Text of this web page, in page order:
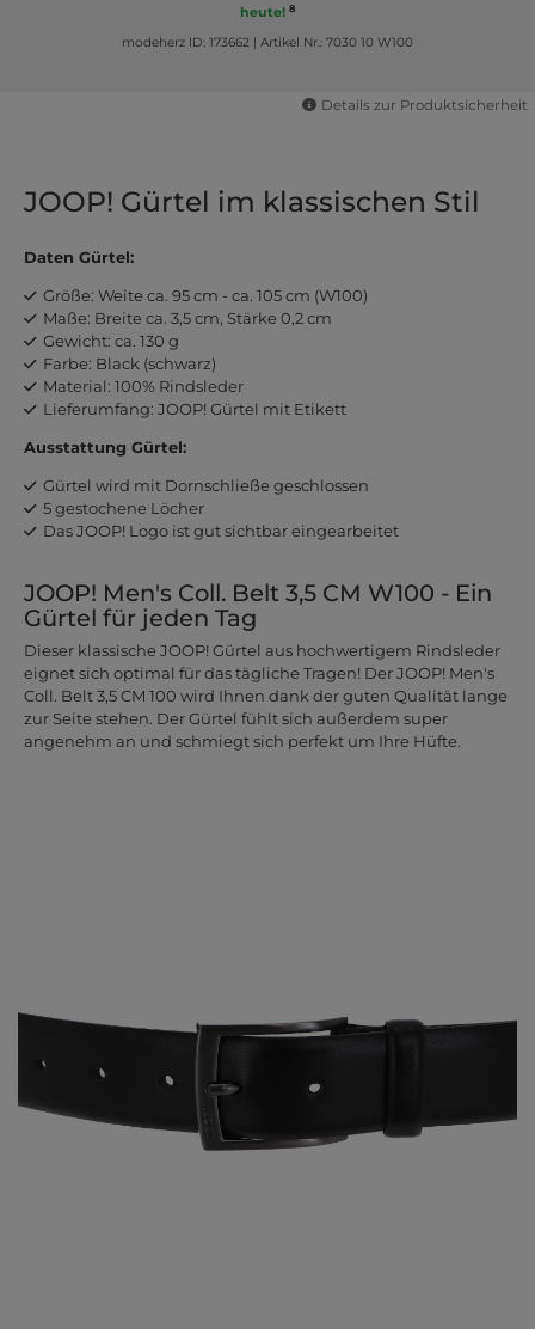
heute! 8
modeherz ID: 173662 Artikel Nr.: 7030 10 W100
Details zur Produktsicherheit
JOOP! Gürtel im klassischen Stil
Daten Gürtel:
Größe: Weite ca. 95 cm - ca. 105 cm (W100)
Maße: Breite ca. 3,5 cm, Stärke 0,2 cm
Gewicht: ca. 130 g
Farbe: Black (schwarz)
Material: 100% Rindsleder
Lieferumfang: JOOP! Gürtel mit Etikett
Ausstattung Gürtel:
Gürtel wird mit Dornschließe geschlossen
5 gestochene Löcher
Das JOOP! Logo ist gut sichtbar eingearbeitet
JOOP! Men's Coll. Belt 3,5 CM W100 - Ein
Gürtel für jeden Tag
Dieser klassische JOOP! Gürtel aus hochwertigem Rindsleder
eignet sich optimal für das tägliche Tragen! Der JOOP! Men's
Coll. Belt 3,5 CM 100 wird Ihnen dank der guten Qualität lange
zur Seite stehen. Der Gürtel fühlt sich außerdem super
angenehm an und schmiegt sich perfekt um Ihre Hüfte.